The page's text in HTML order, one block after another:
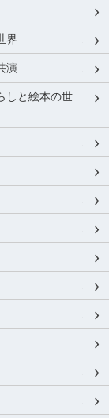
界
演
と絵本の世